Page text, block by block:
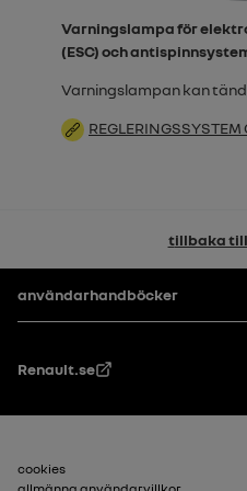
Varningslampa för
(ESC) och
Varningslampan kan
tillbaka
Footer
användarhandböcker
Renault.se
Sidfot_2
cookies